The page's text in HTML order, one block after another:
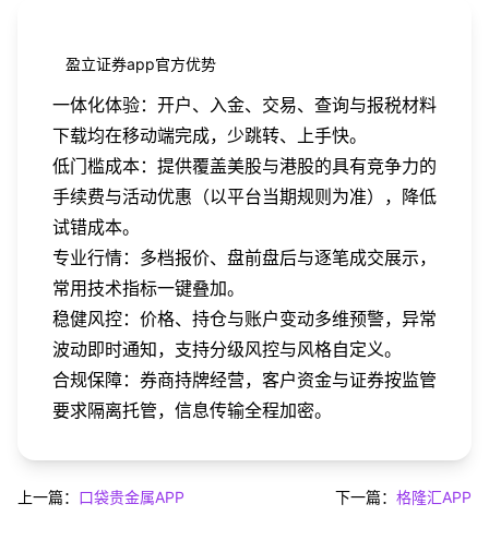
盈立证券app官方优势
一体化体验：开户、入金、交易、查询与报税材料
下载均在移动端完成，少跳转、上手快。
低门槛成本：提供覆盖美股与港股的具有竞争力的
手续费与活动优惠（以平台当期规则为准），降低
试错成本。
专业行情：多档报价、盘前盘后与逐笔成交展示，
常用技术指标一键叠加。
稳健风控：价格、持仓与账户变动多维预警，异常
波动即时通知，支持分级风控与风格自定义。
合规保障：券商持牌经营，客户资金与证券按监管
要求隔离托管，信息传输全程加密。
上一篇： 口袋贵金属APP 下一篇： 格隆汇APP